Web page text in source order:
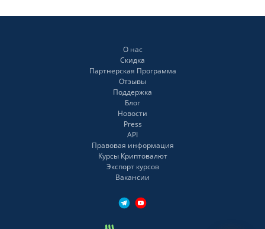
О нас
Скидка
Партнерская Программа
Отзывы
Поддержка
Блог
Новости
Press
API
Правовая информация
Курсы Криптовалют
Экспорт курсов
Вакансии